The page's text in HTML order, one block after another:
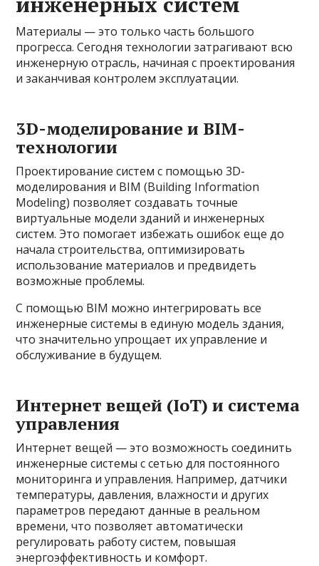
Материалы — это только часть большого
прогресса. Сегодня технологии затрагивают всю
инженерную отрасль, начиная с проектирования
и заканчивая контролем эксплуатации.
3D-моделирование и BIM-
технологии
Проектирование систем с помощью 3D-
моделирования и BIM (Building Information
Modeling) позволяет создавать точные
виртуальные модели зданий и инженерных
систем. Это помогает избежать ошибок еще до
начала строительства, оптимизировать
использование материалов и предвидеть
возможные проблемы.
С помощью BIM можно интегрировать все
инженерные системы в единую модель здания,
что значительно упрощает их управление и
обслуживание в будущем.
Интернет вещей (IoT) и система
управления
Интернет вещей — это возможность соединить
инженерные системы с сетью для постоянного
мониторинга и управления. Например, датчики
температуры, давления, влажности и других
параметров передают данные в реальном
времени, что позволяет автоматически
регулировать работу систем, повышая
энергоэффективность и комфорт.